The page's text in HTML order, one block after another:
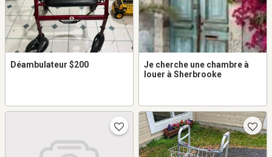
Déambulateur $200
Je cherche une chambre à
louer à Sherbrooke